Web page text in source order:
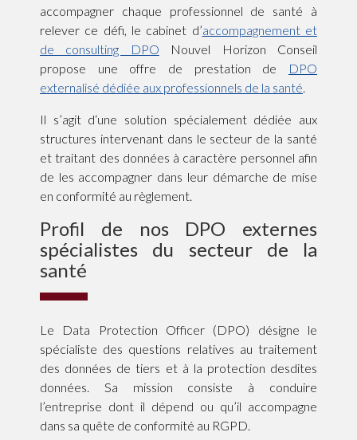
accompagner chaque professionnel de santé à
relever ce défi, le cabinet d’accompagnement et
de consulting DPO Nouvel Horizon Conseil
propose une offre de prestation de
DPO
externalisé dédiée aux professionnels de la santé.
Il s’agit d‘une solution spécialement dédiée aux
structures intervenant dans le secteur de la santé
et traitant des données à caractère personnel afin
de les accompagner dans leur démarche de mise
en conformité au règlement.
Profil de nos DPO externes
spécialistes du secteur de la
santé
Le Data Protection Officer (DPO) désigne le
spécialiste des questions relatives au traitement
des données de tiers et à la protection desdites
données. Sa mission consiste à conduire
l’entreprise dont il dépend ou qu’il accompagne
dans sa quête de conformité au RGPD.